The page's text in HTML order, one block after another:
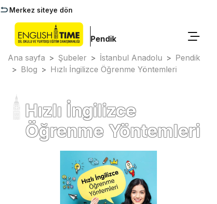
Merkez siteye dön
Pendik
Ana sayfa > Şubeler > İstanbul Anadolu > Pendik
> Blog > Hızlı İngilizce Öğrenme Yöntemleri
Hızlı İngilizce
Öğrenme Yöntemleri